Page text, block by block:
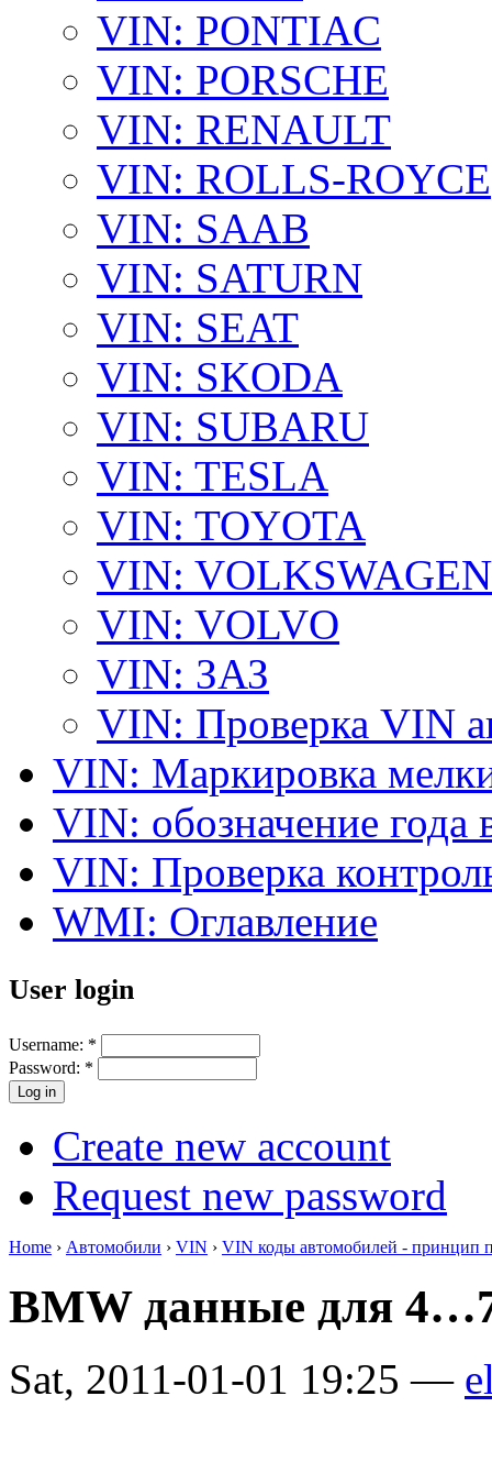
VIN: PONTIAC
VIN: PORSCHE
VIN: RENAULT
VIN: ROLLS-ROYCE
VIN: SAAB
VIN: SATURN
VIN: SEAT
VIN: SKODA
VIN: SUBARU
VIN: TESLA
VIN: TOYOTA
VIN: VOLKSWAGEN
VIN: VOLVO
VIN: ЗАЗ
VIN: Проверка VIN
VIN: Маркировка
VIN: обозначение года
VIN: Проверка
WMI: Оглавление
User login
Username: *
Password: *
Create new account
Request new password
Home › Автомобили › VIN › VIN коды автомобилей - принцип
BMW данные для
Sat, 2011-01-01 19:25 —